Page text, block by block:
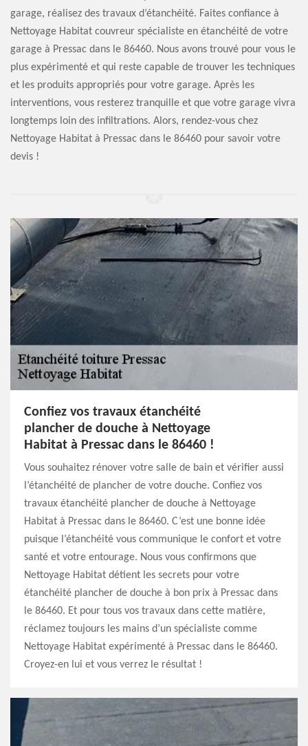
garage, réalisez des travaux d’étanchéité. Faites confiance à
Nettoyage Habitat couvreur spécialiste en étanchéité de votre
garage à Pressac dans le 86460. Nous avons trouvé pour vous le
plus expérimenté et qui reste capable de trouver les techniques
et les produits appropriés pour votre garage. Après les
interventions, vous resterez tranquille et que votre garage vivra
longtemps loin des infiltrations. Alors, rendez-vous chez
Nettoyage Habitat à Pressac dans le 86460 pour savoir votre
devis !
Confiez vos travaux étanchéité
plancher de douche à Nettoyage
Habitat à Pressac dans le 86460 !
Vous souhaitez rénover votre salle de bain et vérifier aussi
l’étanchéité de plancher de votre douche. Confiez vos
travaux étanchéité plancher de douche à Nettoyage
Habitat à Pressac dans le 86460. C’est une bonne idée
puisque l’étanchéité vous communique le confort et votre
santé et votre entourage. Nous vous confirmons que
Nettoyage Habitat détient les secrets pour votre
étanchéité plancher de douche à bon prix à Pressac dans
le 86460. Et pour tous vos travaux dans cette matière,
réclamez toujours les mains d’un spécialiste comme
Nettoyage Habitat expérimenté à Pressac dans le 86460.
Croyez-en lui et vous verrez le résultat !